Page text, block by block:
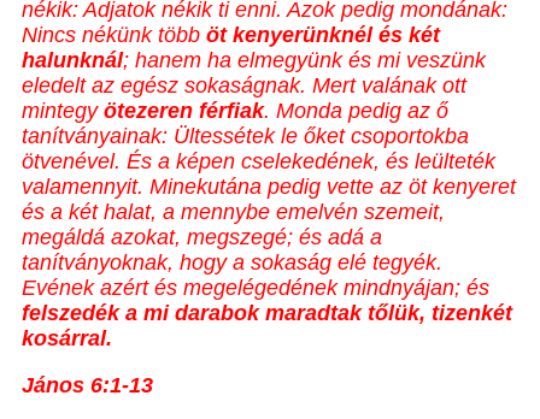
nékik: Adjatok nékik ti enni. Azok pedig mondának:
Nincs nékünk több öt kenyerünknél és két
halunknál; hanem ha elmegyünk és mi veszünk
eledelt az egész sokaságnak. Mert valának ott
mintegy ötezeren férfiak. Monda pedig az ő
tanítványainak: Ültessétek le őket csoportokba
ötvenével. És a képen cselekedének, és leülteték
valamennyit. Minekutána pedig vette az öt kenyeret
és a két halat, a mennybe emelvén szemeit,
megáldá azokat, megszegé; és adá a
tanítványoknak, hogy a sokaság elé tegyék.
Evének azért és megelégedének mindnyájan; és
felszedék a mi darabok maradtak tőlük, tizenkét
kosárral.
János 6:1-13